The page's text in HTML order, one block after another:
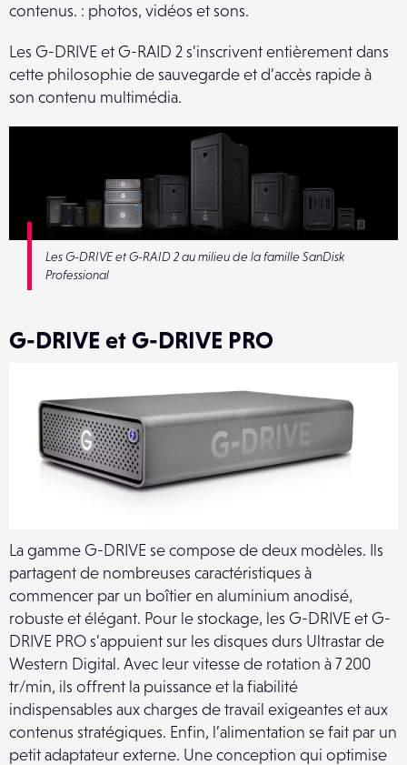
contenus. : photos, vidéos et sons.
Les G-DRIVE et G-RAID 2 s’inscrivent entièrement dans
cette philosophie de sauvegarde et d’accès rapide à
son contenu multimédia.
Les G-DRIVE et G-RAID 2 au milieu de la famille SanDisk
Professional
G-DRIVE et G-DRIVE PRO
La gamme G-DRIVE se compose de deux modèles. Ils
partagent de nombreuses caractéristiques à
commencer par un boîtier en aluminium anodisé,
robuste et élégant. Pour le stockage, les G-DRIVE et G-
DRIVE PRO s’appuient sur les disques durs Ultrastar de
Western Digital. Avec leur vitesse de rotation à 7 200
tr/min, ils offrent la puissance et la fiabilité
indispensables aux charges de travail exigeantes et aux
contenus stratégiques. Enfin, l’alimentation se fait par un
petit adaptateur externe. Une conception qui optimise